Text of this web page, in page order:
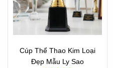
Cúp Thể Thao Kim Loại
Đẹp Mẫu Ly Sao